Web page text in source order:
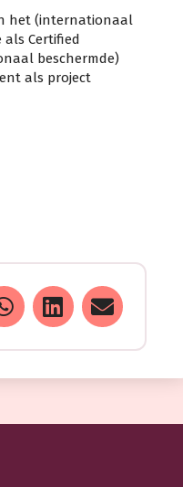
het (internationaal
Certified
beschermde)
als project